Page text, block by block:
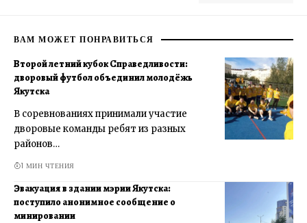
ВАМ МОЖЕТ ПОНРАВИТЬСЯ
Второй летний кубок Справедливости:
дворовый футбол объединил молодёжь
Якутска
В соревнованиях принимали участие
дворовые команды ребят из разных
районов…
1 МИН ЧТЕНИЯ
Эвакуация в здании мэрии Якутска:
поступило анонимное сообщение о
минировании